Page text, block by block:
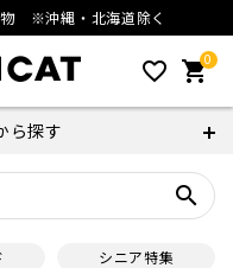
物 ※沖縄・北海道除く
favorite_outline 0
shopping_cart
ら探す
search
シニア特集